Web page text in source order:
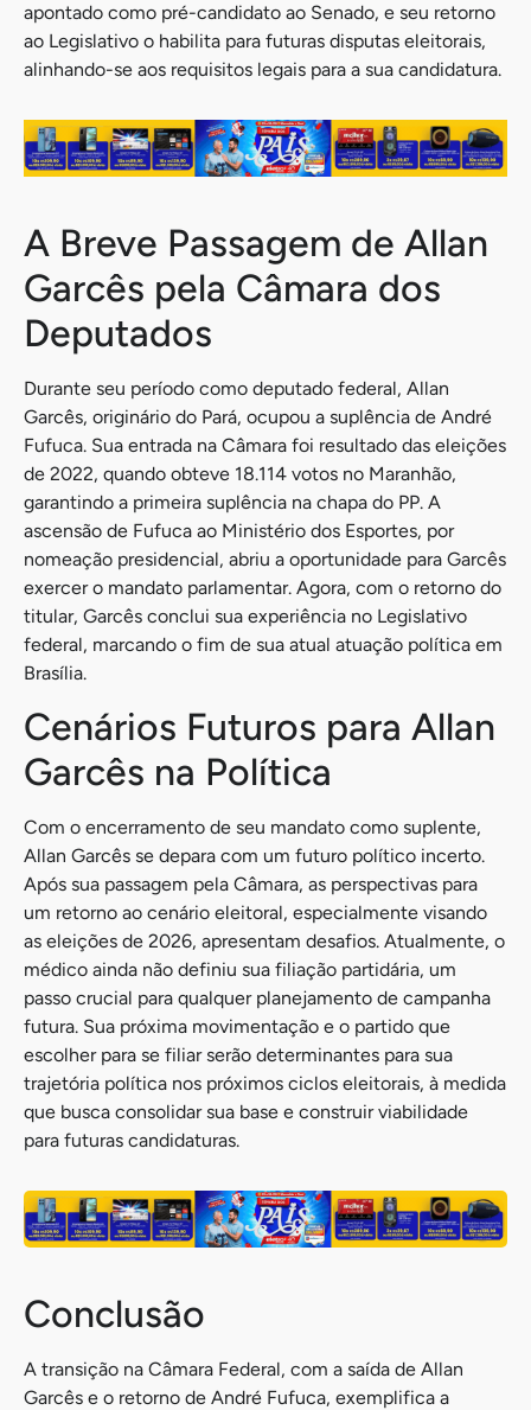
apontado como pré-candidato ao Senado, e seu retorno
ao Legislativo o habilita para futuras disputas eleitorais,
alinhando-se aos requisitos legais para a sua candidatura.
A Breve Passagem de Allan
Garcês pela Câmara dos
Deputados
Durante seu período como deputado federal, Allan
Garcês, originário do Pará, ocupou a suplência de André
Fufuca. Sua entrada na Câmara foi resultado das eleições
de 2022, quando obteve 18.114 votos no Maranhão,
garantindo a primeira suplência na chapa do PP. A
ascensão de Fufuca ao Ministério dos Esportes, por
nomeação presidencial, abriu a oportunidade para Garcês
exercer o mandato parlamentar. Agora, com o retorno do
titular, Garcês conclui sua experiência no Legislativo
federal, marcando o fim de sua atual atuação política em
Brasília.
Cenários Futuros para Allan
Garcês na Política
Com o encerramento de seu mandato como suplente,
Allan Garcês se depara com um futuro político incerto.
Após sua passagem pela Câmara, as perspectivas para
um retorno ao cenário eleitoral, especialmente visando
as eleições de 2026, apresentam desafios. Atualmente, o
médico ainda não definiu sua filiação partidária, um
passo crucial para qualquer planejamento de campanha
futura. Sua próxima movimentação e o partido que
escolher para se filiar serão determinantes para sua
trajetória política nos próximos ciclos eleitorais, à medida
que busca consolidar sua base e construir viabilidade
para futuras candidaturas.
Conclusão
A transição na Câmara Federal, com a saída de Allan
Garcês e o retorno de André Fufuca, exemplifica a